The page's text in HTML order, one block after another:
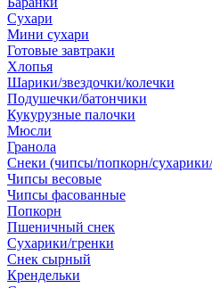
Сухари
Мини сухари
Готовые завтраки
Хлопья
Шарики/звездочки/колечки
Подушечки/батончики
Кукурузные палочки
Мюсли
Гранола
Снеки (чипсы/попкорн/
Чипсы весовые
Чипсы фасованные
Попкорн
Пшеничный снек
Сухарики/гренки
Снек сырный
Крендельки